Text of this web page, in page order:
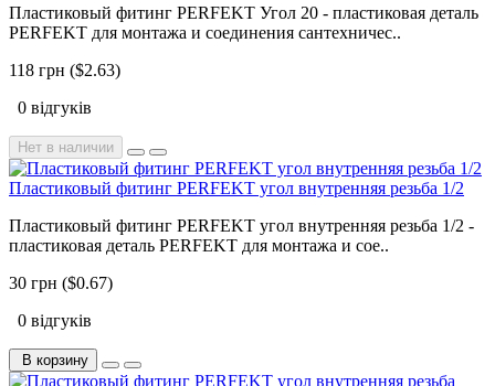
Пластиковый фитинг PERFEKT Угол 20 - пластиковая деталь
PERFEKT для монтажа и соединения сантехничес..
118 грн ($2.63)
0 відгуків
Нет в наличии
Пластиковый фитинг PERFEKT угол внутренняя резьба 1/2
Пластиковый фитинг PERFEKT угол внутренняя резьба 1/2 -
пластиковая деталь PERFEKT для монтажа и сое..
30 грн ($0.67)
0 відгуків
В корзину